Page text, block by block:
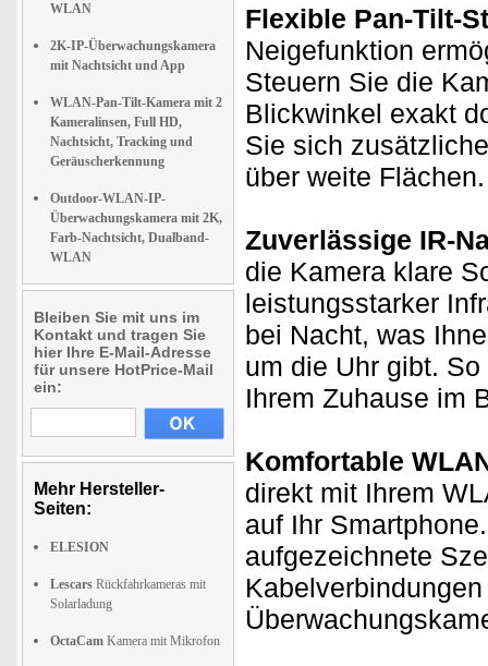
WLAN
2K-IP-Überwachungskamera
mit Nachtsicht und App
WLAN-Pan-Tilt-Kamera mit 2
Kameralinsen, Full HD,
Nachtsicht, Tracking und
Geräuscherkennung
Outdoor-WLAN-IP-
Überwachungskamera mit 2K,
Farb-Nachtsicht, Dualband-
WLAN
Bleiben Sie mit uns im
Kontakt und tragen Sie
hier Ihre E-Mail-Adresse
für unsere HotPrice-Mail
ein:
Mehr Hersteller-
Seiten:
ELESION
Lescars Rückfahrkameras mit
Solarladung
OctaCam Kamera mit Mikrofon
Flexible Pan-Tilt-
Neigefunktion
Steuern Sie die
Blickwinkel exakt
Sie sich
über weite Flächen.
Zuverlässige IR-
die Kamera klare
leistungsstarker
bei Nacht, was
um die Uhr gibt.
Ihrem Zuhause im
Komfortable
direkt mit Ihrem
auf Ihr
aufgezeichnete